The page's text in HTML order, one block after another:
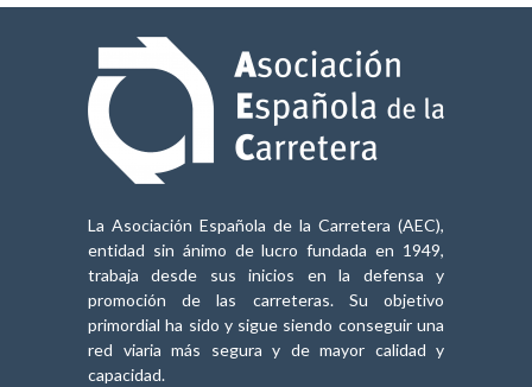
La Asociación Española de la Carretera (AEC),
entidad sin ánimo de lucro fundada en 1949,
trabaja desde sus inicios en la defensa y
promoción de las carreteras. Su objetivo
primordial ha sido y sigue siendo conseguir una
red viaria más segura y de mayor calidad y
capacidad.